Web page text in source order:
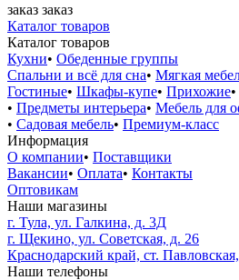
заказ заказ
Каталог товаров
Каталог товаров
Кухни• Обеденные группы
Спальни и всё для сна• Мягкая
Гостиные• Шкафы-купе• Прихожие•
• Предметы интерьера• Мебель для
• Садовая мебель• Премиум-класс
Информация
О компании• Поставщики
Вакансии• Оплата• Контакты
Оптовикам
Наши магазины
г. Тула, ул. Галкина, д. 3Д
г. Щекино, ул. Советская, д. 26
Краснодарский край, ст.
Наши телефоны